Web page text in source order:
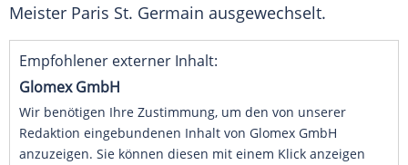
Meister Paris St. Germain ausgewechselt.
Empfohlener externer Inhalt:
Glomex GmbH
Wir benötigen Ihre Zustimmung, um den von unserer
Redaktion eingebundenen Inhalt von Glomex GmbH
anzuzeigen. Sie können diesen mit einem Klick anzeigen